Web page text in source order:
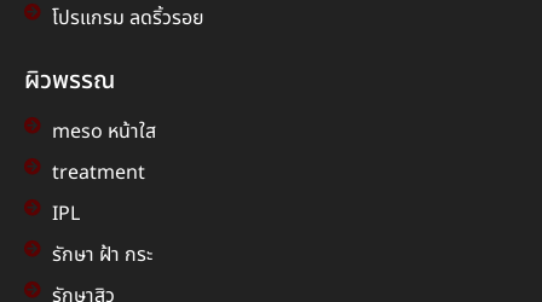
โปรแกรม ลดริ้วรอย
ผิวพรรณ
meso หน้าใส
treatment
IPL
รักษา ฝ้า กระ
รักษาสิว